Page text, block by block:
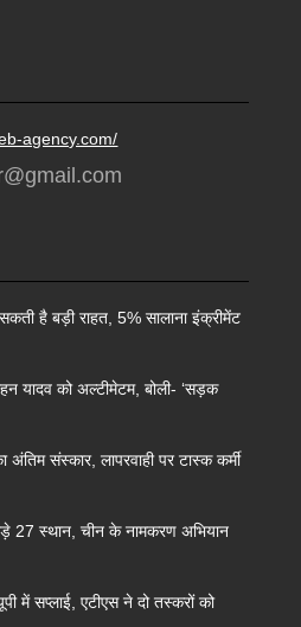
agency.com/
सकती है बड़ी राहत, 5% सालाना इंक्रीमेंट
यादव को अल्टीमेटम, बोली- ‘सड़क
संस्कार, लापरवाही पर टास्क कर्मी
27 स्थान, चीन के नामकरण अभियान
में सप्लाई, एटीएस ने दो तस्करों को